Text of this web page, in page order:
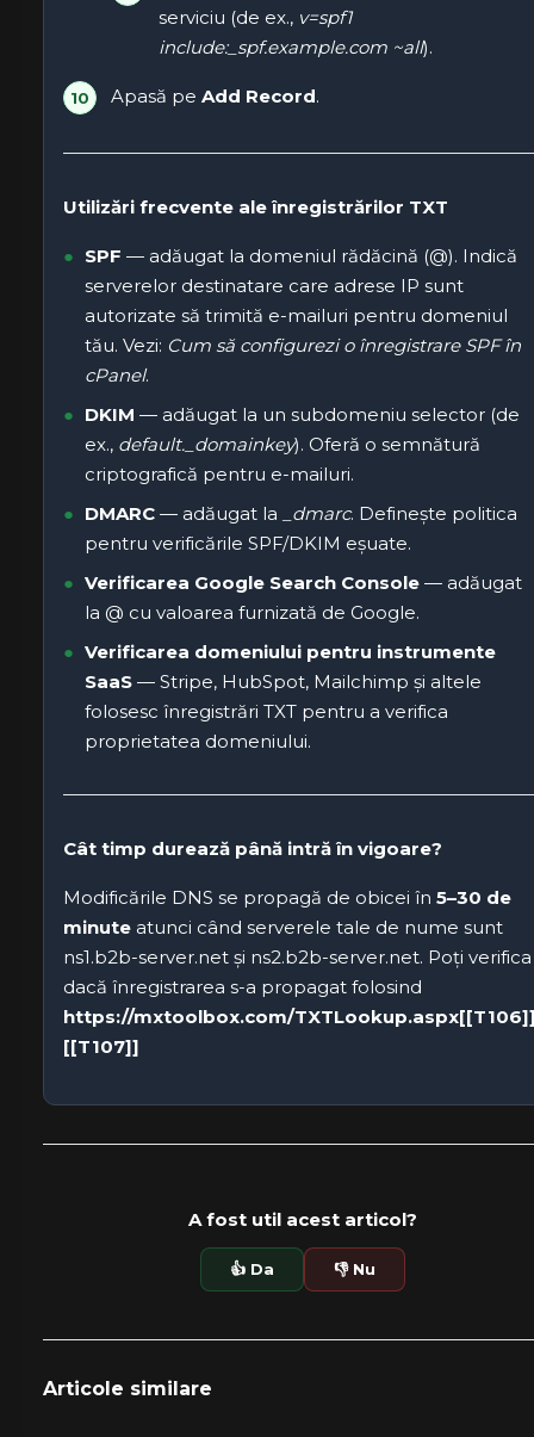
serviciu (de ex., v=spf1
include:_spf.example.com ~all).
Apasă pe Add Record.
Utilizări frecvente ale înregistrărilor TXT
SPF — adăugat la domeniul rădăcină (@). Indică
serverelor destinatare care adrese IP sunt
autorizate să trimită e-mailuri pentru domeniul
tău. Vezi: Cum să configurezi o înregistrare SPF în
cPanel.
DKIM — adăugat la un subdomeniu selector (de
ex., default._domainkey). Oferă o semnătură
criptografică pentru e-mailuri.
DMARC — adăugat la _dmarc. Definește politica
pentru verificările SPF/DKIM eșuate.
Verificarea Google Search Console — adăugat
la @ cu valoarea furnizată de Google.
Verificarea domeniului pentru instrumente
SaaS — Stripe, HubSpot, Mailchimp și altele
folosesc înregistrări TXT pentru a verifica
proprietatea domeniului.
Cât timp durează până intră în vigoare?
Modificările DNS se propagă de obicei în 5–30 de
minute atunci când serverele tale de nume sunt
ns1.b2b-server.net și ns2.b2b-server.net. Poți verifica
dacă înregistrarea s-a propagat folosind
https://mxtoolbox.com/
[[T107]]
A fost util acest articol?
👍 Da 👎 Nu
Articole similare